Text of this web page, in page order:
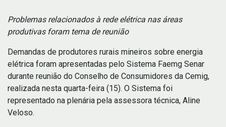
Problemas relacionados à rede elétrica nas áreas
produtivas foram tema de reunião
Demandas de produtores rurais mineiros sobre energia
elétrica foram apresentadas pelo Sistema Faemg Senar
durante reunião do Conselho de Consumidores da Cemig,
realizada nesta quarta-feira (15). O Sistema foi
representado na plenária pela assessora técnica, Aline
Veloso.